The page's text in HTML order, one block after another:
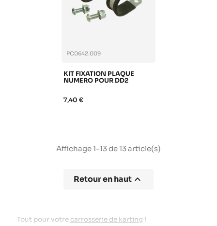
PC0642.009
KIT FIXATION PLAQUE
NUMERO POUR DD2
7,40 €
Affichage 1-13 de 13 article(s)
Retour en haut 
Tout pour votre carrosserie de karting !